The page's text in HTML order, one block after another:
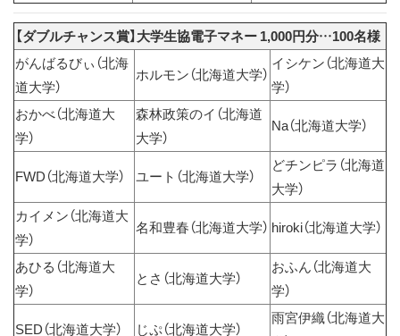
【ダブルチャンス賞】大学生協電子マネー 1,000円分…100名様
がんばるびぃ（北海
道大学）
ホルモン（北海道大学）
イシケン（北海道大
学）
おかべ（北海道大
学）
森林政策のイ（北海道
大学）
Na（北海道大学）
FWD（北海道大学） ユート（北海道大学）
どチンピラ（北海道
大学）
カイメン（北海道大
学）
名和豊春（北海道大学） hiroki（北海道大学）
あひる（北海道大
学）
とさ（北海道大学）
おふん（北海道大
学）
SED（北海道大学）
じぷ（北海道大学）
雨宮伊織（北海道大